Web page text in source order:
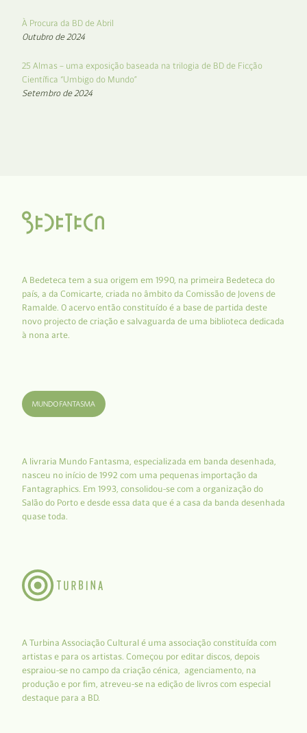
À Procura da BD de Abril
Outubro de 2024
25 Almas – uma exposição baseada na trilogia de BD de Ficção
Científica “Umbigo do Mundo”
Setembro de 2024
A Bedeteca tem a sua origem em 1990, na primeira Bedeteca do
país, a da Comicarte, criada no âmbito da Comissão de Jovens de
Ramalde. O acervo então constituído é a base de partida deste
novo projecto de criação e salvaguarda de uma biblioteca dedicada
à nona arte.
A livraria Mundo Fantasma, especializada em banda desenhada,
nasceu no início de 1992 com uma pequenas importação da
Fantagraphics. Em 1993, consolidou-se com a organização do
Salão do Porto e desde essa data que é a casa da banda desenhada
quase toda.
A Turbina Associação Cultural é uma associação constituída com
artistas e para os artistas. Começou por editar discos, depois
espraiou-se no campo da criação cénica, agenciamento, na
produção e por fim, atreveu-se na edição de livros com especial
destaque para a BD.